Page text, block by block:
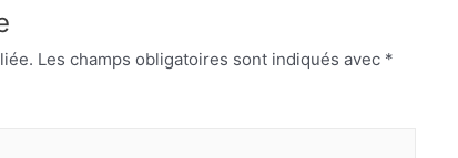
Les champs obligatoires sont indiqués avec *